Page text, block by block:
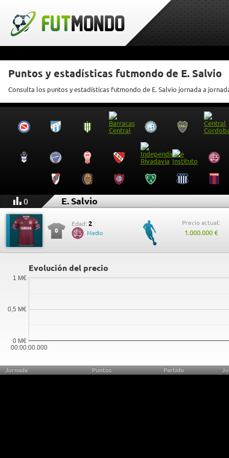
Puntos y estadísticas futmondo de E. Salvio
Consulta los puntos y estadísticas futmondo de E. Salvio jornada a
0 E. Salvio
0
Edad: 2
Medio
Precio actual:
1.000.000 €
Evolución del precio
00:00:00.000
0 M€
0,5 M€
1 M€
Jornada Puntos Partido